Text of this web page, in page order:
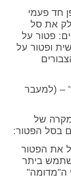
חד פעמי
את סל
פטור על
ופטור על
זכויות מבצעים בטופס 161ד' – (למעבר
של
בסל הפטור:
את הפטור
ביתר
ה"מדומה"